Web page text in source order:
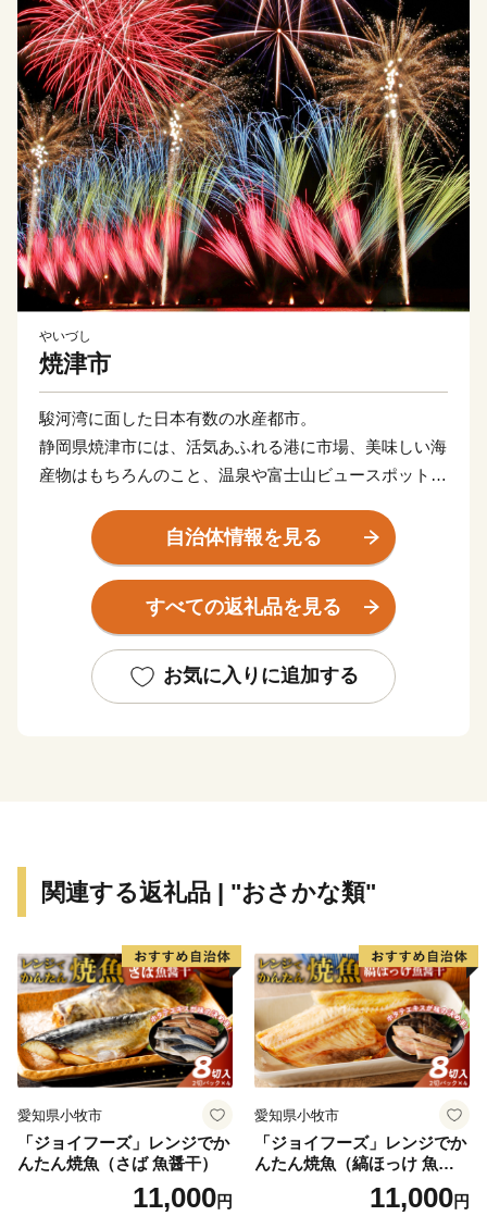
やいづし
焼津市
駿河湾に面した日本有数の水産都市。
静岡県焼津市には、活気あふれる港に市場、美味しい海
産物はもちろんのこと、温泉や富士山ビュースポットな
心の向くまま、足の向くままにふらっと遊びに来ません
自治体情報を見る
すべての返礼品を見る
お気に入りに追加する
関連する返礼品 | "おさかな類"
愛知県小牧市
「ジョイフーズ」レンジでか
んたん焼魚（さば 魚醤干）
11,000円
愛知県小牧市
「ジョイフーズ」レンジでか
んたん焼魚（縞ほっけ 魚醤
11,000円